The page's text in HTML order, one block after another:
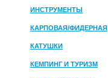
ИНСТРУМЕНТЫ
КАРПОВАЯ/ФИДЕРНАЯ
КАТУШКИ
КЕМПИНГ И ТУРИЗМ